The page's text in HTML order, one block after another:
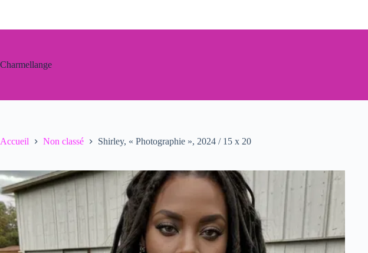
Charmellange
Accueil Non classé Shirley, « Photographie », 2024 / 15 x 20